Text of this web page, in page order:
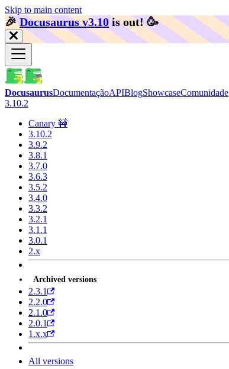
Skip to main content
🎉️Docusaurus v3.10 is out! 🥳️
DocusaurusDocumentaçãoAPIBlogShowcaseComunidade
3.10.2
Canary 🚧
3.10.2
3.9.2
3.8.1
3.7.0
3.6.3
3.5.2
3.4.0
3.3.2
3.2.1
3.1.1
3.0.1
2.x
Archived versions
2.3.1
2.2.0
2.1.0
2.0.1
1.x.x
All versions